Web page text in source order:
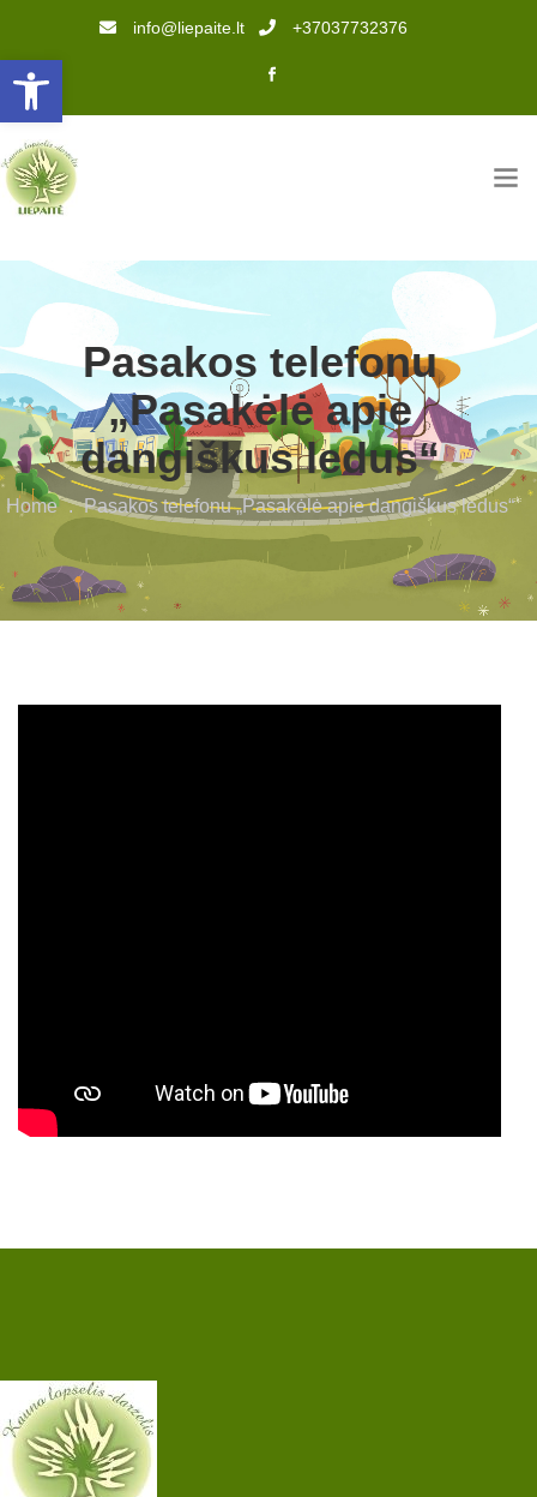
Open toolbar
info@liepaite.lt +37037732376
Pasakos telefonu
„Pasakėlė apie
dangiškus ledus“
Home . Pasakos telefonu „Pasakėlė apie dangiškus ledus“